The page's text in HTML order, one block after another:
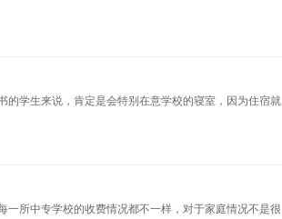
学生来说，肯定是会特别在意学校的寝室，因为住宿就
所中专学校的收费情况都不一样，对于家庭情况不是很